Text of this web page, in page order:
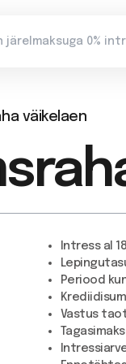
väikelaen
Intress al
Periood
Vastus